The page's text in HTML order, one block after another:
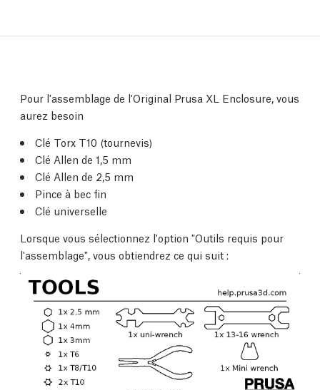
Pour l'assemblage de l'Original Prusa XL Enclosure, vous
aurez besoin
Clé Torx T10 (tournevis)
Clé Allen de 1,5 mm
Clé Allen de 2,5 mm
Pince à bec fin
Clé universelle
Lorsque vous sélectionnez l'option "Outils requis pour
l'assemblage", vous obtiendrez ce qui suit :